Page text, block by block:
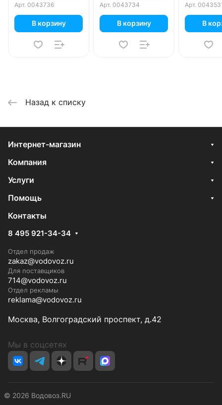
Арт. 0043736
В корзину
Арт. 0043734
В корзину
Арт.
В
Назад к списку
Интернет-магазин
Компания
Услуги
Помощь
Контакты
8 495 921-34-34
Отдел продаж
zakaz@vodovoz.ru
Для поставщиков
714@vodovoz.ru
Отдел рекламы
reklama@vodovoz.ru
Москва, Волгоградский проспект, д.42
Мы в соцсетях
© 2026 Водовоз.RU